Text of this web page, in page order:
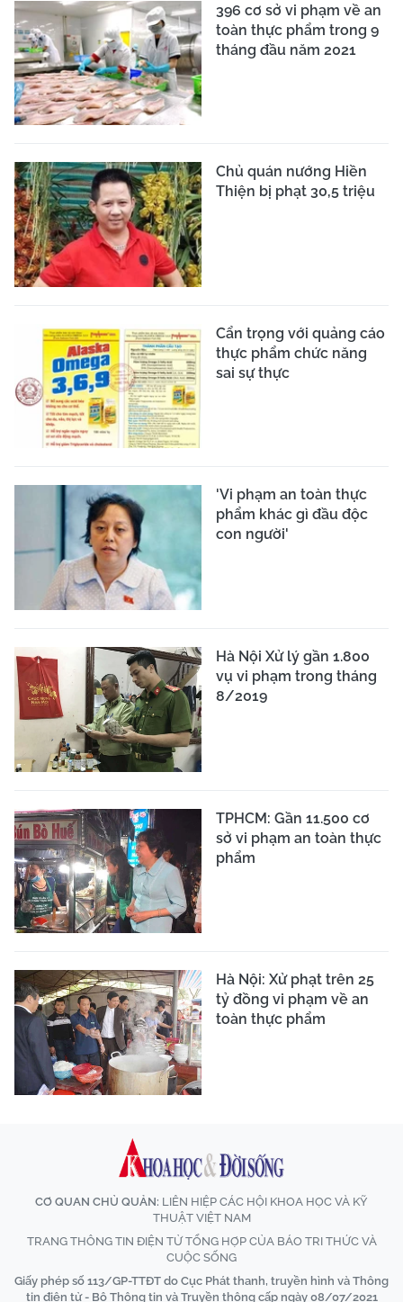
396 cơ sở vi phạm về an
toàn thực phẩm trong 9
tháng đầu năm 2021
Chủ quán nướng Hiền
Thiện bị phạt 30,5 triệu
Cẩn trọng với quảng cáo
thực phẩm chức năng
sai sự thực
'Vi phạm an toàn thực
phẩm khác gì đầu độc
con người'
Hà Nội Xử lý gần 1.800
vụ vi phạm trong tháng
8/2019
TPHCM: Gần 11.500 cơ
sở vi phạm an toàn thực
phẩm
Hà Nội: Xử phạt trên 25
tỷ đồng vi phạm về an
toàn thực phẩm
CƠ QUAN CHỦ QUẢN: LIÊN HIỆP CÁC HỘI KHOA HỌC VÀ KỸ
THUẬT VIỆT NAM
TRANG THÔNG TIN ĐIỆN TỬ TỔNG HỢP CỦA BÁO TRI THỨC VÀ
CUỘC SỐNG
Giấy phép số 113/GP-TTĐT do Cục Phát thanh, truyền hình và Thông
tin điện tử - Bộ Thông tin và Truyền thông cấp ngày 08/07/2021